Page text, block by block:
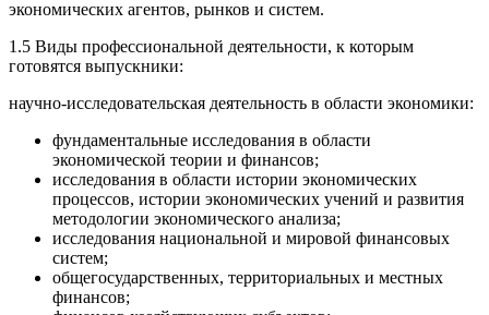
экономических агентов, рынков и систем.
1.5 Виды профессиональной деятельности, к которым
готовятся выпускники:
научно-исследовательская деятельность в области экономики:
фундаментальные исследования в области
экономической теории и финансов;
исследования в области истории экономических
процессов, истории экономических учений и развития
методологии экономического анализа;
исследования национальной и мировой финансовых
систем;
общегосударственных, территориальных и местных
финансов;